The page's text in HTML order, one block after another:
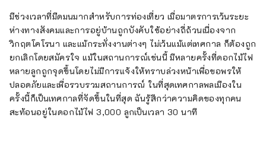
มีช่วงเวลาที่มืดมนมากสำหรับการท่องเที่ยว เมื่อมาตรการเว้นระยะ
ห่างทางสังคมและการอยู่บ้านถูกบังคับใช้อย่างถี่ถ้วนเนื่องจาก
วิกฤตโคโรนา และแม้กระทั่งงานต่างๆ ไม่เว้นแม้แต่เทศกาล ก็ต้องถูก
ยกเลิกโดยสมัครใจ แม้ในสถานการณ์เช่นนี้ มีหลายครั้งที่ดอกไม้ไฟ
หลายลูกถูกจุดขึ้นโดยไม่มีการแจ้งให้ทราบล่วงหน้าเพื่อขอพรให้
ปลอดภัยและเพื่อรวบรวมสถานการณ์ ในที่สุดเทศกาลพลเมืองใน
ครั้งนี้ก็เป็นเทศกาลที่จัดขึ้นในที่สุด ฉันรู้สึกว่าความคิดของทุกคน
สะท้อนอยู่ในดอกไม้ไฟ 3,000 ลูกเป็นเวลา 30 นาที